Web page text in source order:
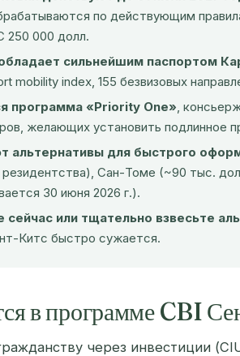
по действующим
250 000 долл.
сильнейшим паспортом
mobility index, 155 безвизовых
программа «Priority One»,
желающих установить подлинное
альтернативы для быстрого
резидентства), Сан-Томе (~90 тыс.
30 июня 2026 г.).
сейчас или тщательно взвесьте
Китс быстро сужается.
в программе CBI
через инвестиции